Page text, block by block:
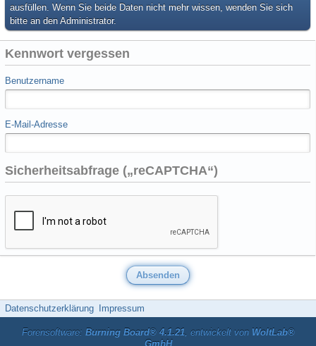
ausfüllen. Wenn Sie beide Daten nicht mehr wissen, wenden Sie sich
bitte an den Administrator.
Kennwort vergessen
Benutzername
E-Mail-Adresse
Sicherheitsabfrage („reCAPTCHA“)
Datenschutzerklärung Impressum
Forensoftware: Burning Board® 4.1.21, entwickelt von WoltLab®
GmbH